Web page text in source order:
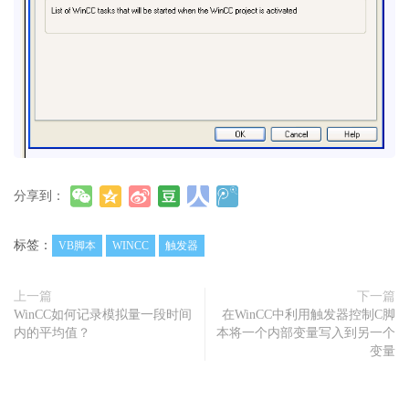
分享到：
标签： VB脚本 WINCC 触发器
上一篇
WinCC如何记录模拟量一段时间
内的平均值？
下一篇
在WinCC中利用触发器控制C脚
本将一个内部变量写入到另一个
变量